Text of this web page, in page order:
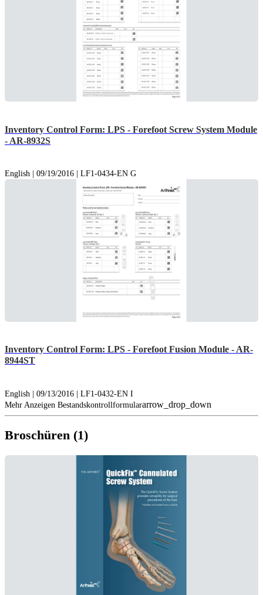
Inventory Control Form: LPS - Forefoot Screw System Module
- AR-8932S
English | 09/19/2016 | LF1-0434-EN G
Inventory Control Form: LPS - Forefoot Fusion Module - AR-
8944ST
English | 09/13/2016 | LF1-0432-EN I
Mehr Anzeigen Bestandskontrollformulararrow_drop_down
Broschüren (1)